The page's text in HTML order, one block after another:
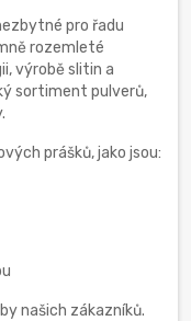
pro řadu
rozemleté
výrobě slitin a
sortiment pulverů,
prášků, jako jsou:
našich zákazníků.